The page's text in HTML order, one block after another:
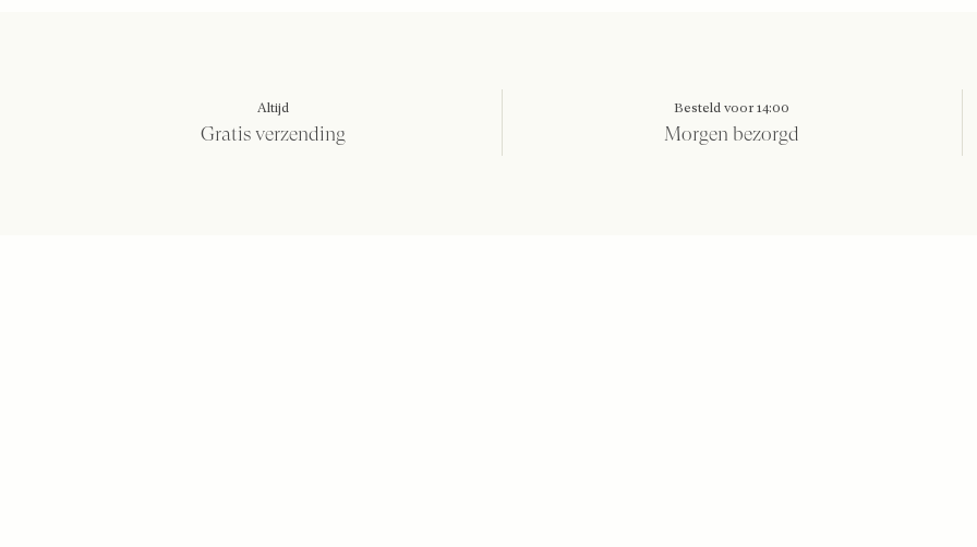
Altijd
Gratis verzending
Besteld voor 14:00
Morgen bezorgd